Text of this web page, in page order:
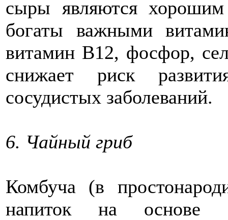
сыры являются
богаты важными
витамин B12, фосфор,
снижает риск
сосудистых заболеваний.
6. Чайный гриб
Комбуча (в
напиток на основе